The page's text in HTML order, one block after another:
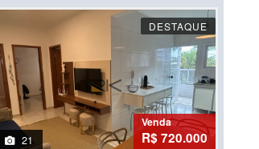
DESTAQUE
21
Venda
R$ 720.000